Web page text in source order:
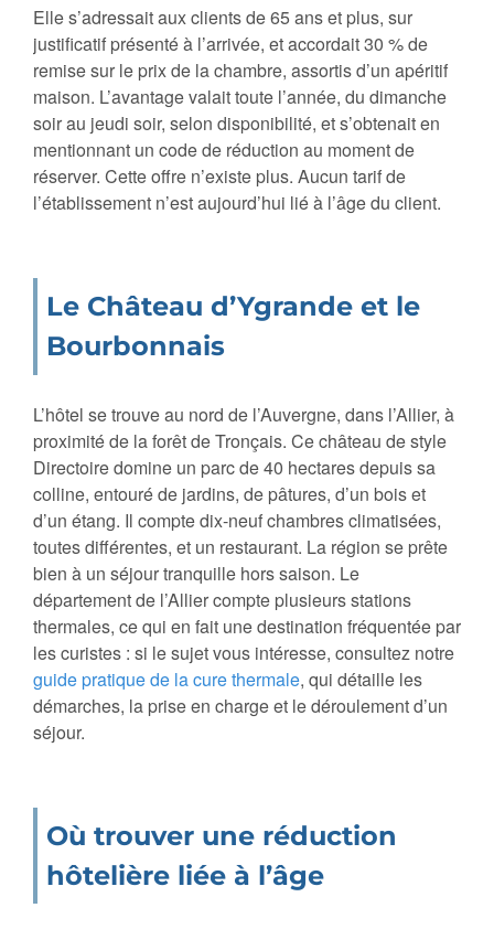
Elle s’adressait aux clients de 65 ans et plus, sur
justificatif présenté à l’arrivée, et accordait 30 % de
remise sur le prix de la chambre, assortis d’un apéritif
maison. L’avantage valait toute l’année, du dimanche
soir au jeudi soir, selon disponibilité, et s’obtenait en
mentionnant un code de réduction au moment de
réserver. Cette offre n’existe plus. Aucun tarif de
l’établissement n’est aujourd’hui lié à l’âge du client.
Le Château d’Ygrande et le
Bourbonnais
L’hôtel se trouve au nord de l’Auvergne, dans l’Allier, à
proximité de la forêt de Tronçais. Ce château de style
Directoire domine un parc de 40 hectares depuis sa
colline, entouré de jardins, de pâtures, d’un bois et
d’un étang. Il compte dix-neuf chambres climatisées,
toutes différentes, et un restaurant. La région se prête
bien à un séjour tranquille hors saison. Le
département de l’Allier compte plusieurs stations
thermales, ce qui en fait une destination fréquentée par
les curistes : si le sujet vous intéresse, consultez notre
guide pratique de la cure thermale, qui détaille les
démarches, la prise en charge et le déroulement d’un
séjour.
Où trouver une réduction
hôtelière liée à l’âge